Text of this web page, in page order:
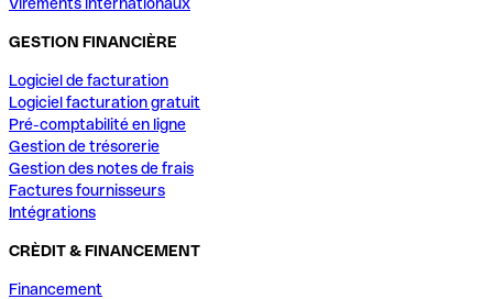
GESTION FINANCIÈRE
Logiciel de facturation
Logiciel facturation gratuit
Pré-comptabilité en ligne
Gestion de trésorerie
Gestion des notes de frais
Factures fournisseurs
Intégrations
CRÈDIT & FINANCEMENT
Financement